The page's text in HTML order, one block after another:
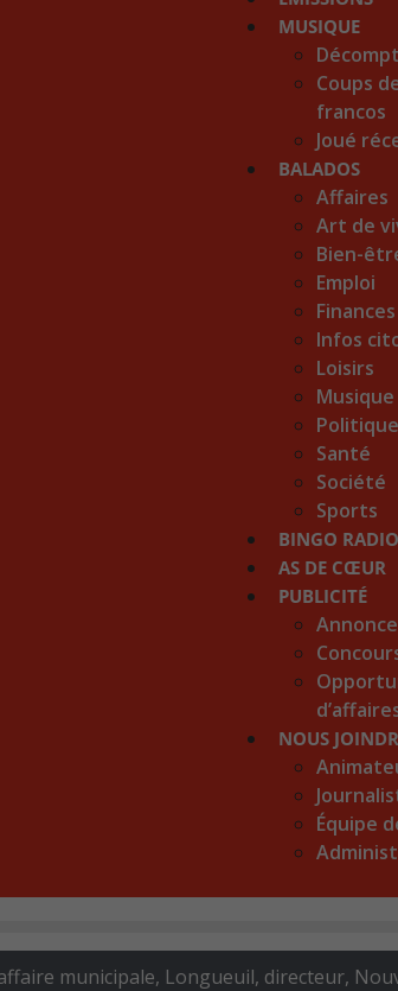
MUSIQUE
Coups
francos
Joué
BALADOS
Affaires
Art de
Bien-
Emploi
Finances
Infos
Loisirs
Musique
Politique
Santé
Société
Sports
BINGO RADIO
AS DE CŒUR
PUBLICITÉ
NOUS
Équipe
municipale, Longueuil, directeur,